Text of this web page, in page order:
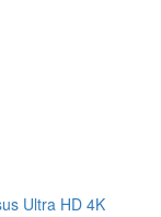
Ultra HD 4K